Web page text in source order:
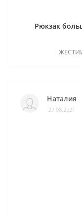
Рюкзак
Наталия
27.08.2021